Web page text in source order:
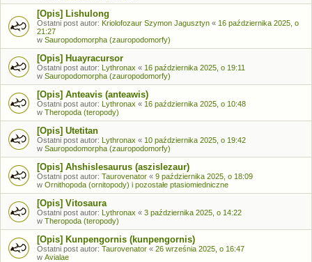
[Opis] Lishulong
Ostatni post autor: Kriolofozaur Szymon Jagusztyn « 16 października 2025, o
21:27
w Sauropodomorpha (zauropodomorfy)
[Opis] Huayracursor
Ostatni post autor: Lythronax « 16 października 2025, o 19:11
w Sauropodomorpha (zauropodomorfy)
[Opis] Anteavis (anteawis)
Ostatni post autor: Lythronax « 16 października 2025, o 10:48
w Theropoda (teropody)
[Opis] Utetitan
Ostatni post autor: Lythronax « 10 października 2025, o 19:42
w Sauropodomorpha (zauropodomorfy)
[Opis] Ahshislesaurus (aszislezaur)
Ostatni post autor: Taurovenator « 9 października 2025, o 18:09
w Ornithopoda (ornitopody) i pozostałe ptasiomiedniczne
[Opis] Vitosaura
Ostatni post autor: Lythronax « 3 października 2025, o 14:22
w Theropoda (teropody)
[Opis] Kunpengornis (kunpengornis)
Ostatni post autor: Taurovenator « 26 września 2025, o 16:47
w Avialae